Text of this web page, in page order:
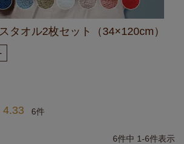
タオル2枚セット（34×120cm）
4.33 6
6件中 1-6件表示